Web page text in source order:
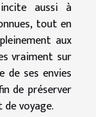
aussi à
tout en
aux
vraiment sur
de ses envies
de préserver
voyage.